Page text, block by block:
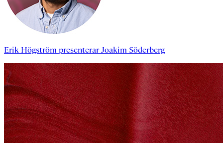
Erik Högström presenterarJoakim Söderberg